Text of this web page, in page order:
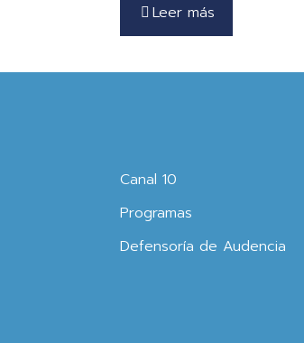
Leer más
Canal 10
Programas
Defensoría de Audencia